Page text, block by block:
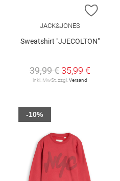
ZUR
JACK&JONES
Sweatshirt "JJECOLTON"
39,99 € 35,99 €
inkl. MwSt. zzgl. Versand
-10%